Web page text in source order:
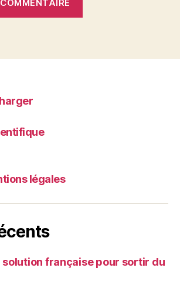
légales
solution française pour sortir du